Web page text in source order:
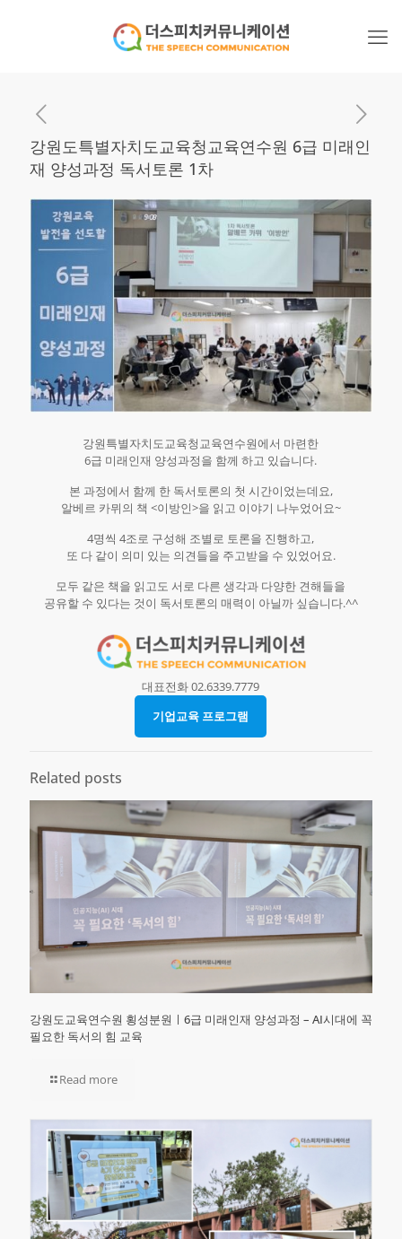
강원도특별자치도교육청교육연수원 6급 미래인
재 양성과정 독서토론 1차
강원특별자치도교육청교육연수원에서 마련한
6급 미래인재 양성과정을 함께 하고 있습니다.​
본 과정에서 함께 한 독서토론의 첫 시간이었는데요,
알베르 카뮈의 책 <이방인>을 읽고 이야기 나누었어요~​
4명씩 4조로 구성해 조별로 토론을 진행하고,
또 다 같이 의미 있는 의견들을 주고받을 수 있었어요.​
모두 같은 책을 읽고도 서로 다른 생각과 다양한 견해들을
공유할 수 있다는 것이 독서토론의 매력이 아닐까 싶습니다.^^
대표전화 02.6339.7779
기업교육 프로그램
Related posts
강원도교육연수원 횡성분원ㅣ6급 미래인재 양성과정 – AI시대에 꼭
필요한 독서의 힘 교육
Read more